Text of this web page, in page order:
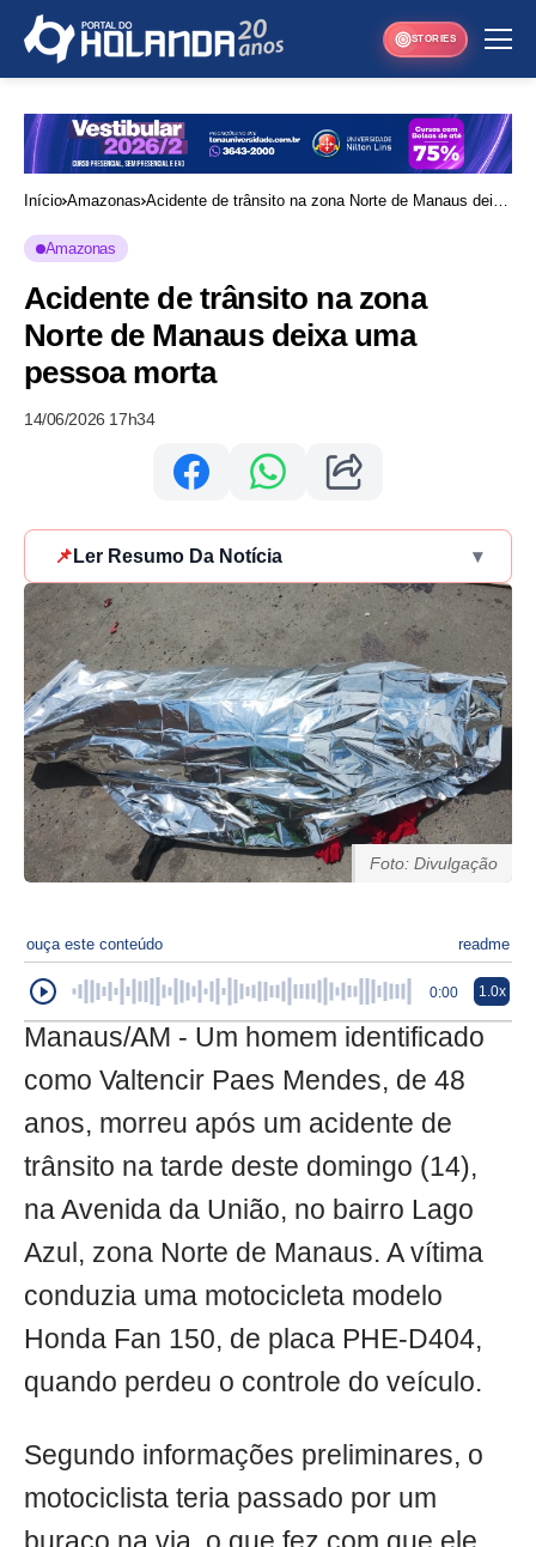
STORIES
Início Amazonas Acidente de trânsito na zona Norte de Manaus deixa
Amazonas
Acidente de trânsito na zona
Norte de Manaus deixa uma
pessoa morta
14/06/2026 17h34
📌 Ler Resumo Da Notícia ▾
Foto: Divulgação
ouça este conteúdo readme
0:00 1.0x
Manaus/AM - Um homem identificado
como Valtencir Paes Mendes, de 48
anos, morreu após um acidente de
trânsito na tarde deste domingo (14),
na Avenida da União, no bairro Lago
Azul, zona Norte de Manaus. A vítima
conduzia uma motocicleta modelo
Honda Fan 150, de placa PHE-D404,
quando perdeu o controle do veículo.
Segundo informações preliminares, o
motociclista teria passado por um